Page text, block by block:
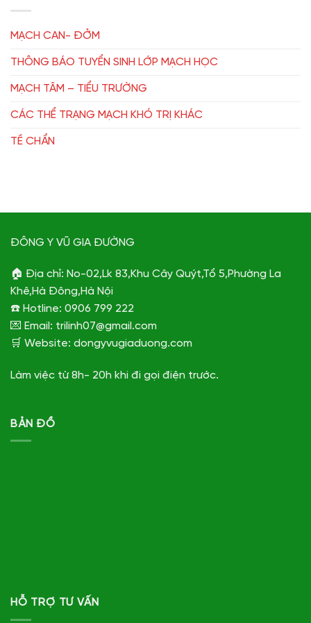
MẠCH CAN- ĐỞM
THÔNG BÁO TUYỂN SINH LỚP MẠCH HỌC
MẠCH TÂM – TIỂU TRƯỜNG
CÁC THỂ TRẠNG MẠCH KHÓ TRỊ KHÁC
TỀ CHẨN
ĐÔNG Y VŨ GIA ĐƯỜNG
🏠 Địa chỉ: No-02,Lk 83,Khu Cây Quýt,Tổ 5,Phường La
Khê,Hà Đông,Hà Nội
☎️ Hotline: 0906 799 222
💌 Email: trilinh07@gmail.com
🛒 Website: dongyvugiaduong.com
Làm việc từ 8h- 20h khi đi gọi điện trước.
BẢN ĐỒ
HỖ TRỢ TƯ VẤN